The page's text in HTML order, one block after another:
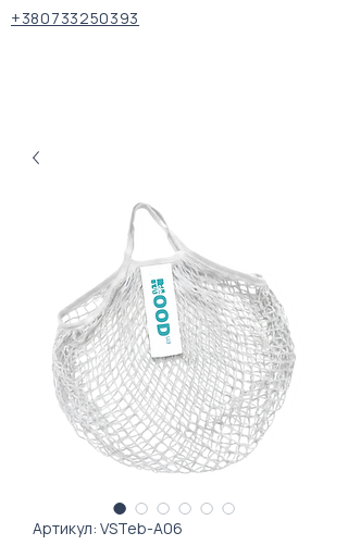
+380733250393
Артикул: VSTeb-А06